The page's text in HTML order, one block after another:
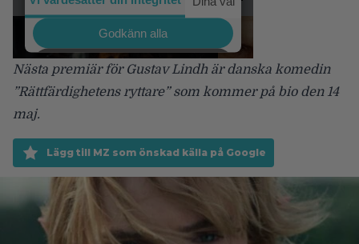
Nästa premiär för Gustav Lindh är danska komedin
”Rättfärdighetens ryttare” som kommer på bio den 14
maj.
Lägg till MZ som önskad källa på Google